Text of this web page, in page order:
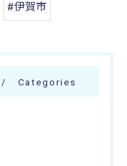
#伊賀市
Categories